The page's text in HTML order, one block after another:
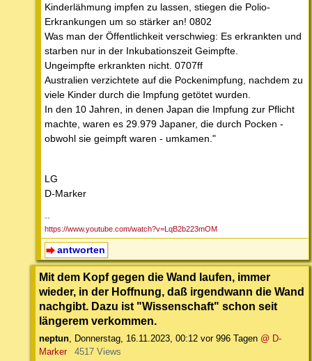
Kinderlähmung impfen zu lassen, stiegen die Polio-
Erkrankungen um so stärker an! 0802
Was man der Öffentlichkeit verschwieg: Es erkrankten und
starben nur in der Inkubationszeit Geimpfte.
Ungeimpfte erkrankten nicht. 0707ff
Australien verzichtete auf die Pockenimpfung, nachdem zu
viele Kinder durch die Impfung getötet wurden.
In den 10 Jahren, in denen Japan die Impfung zur Pflicht
machte, waren es 29.979 Japaner, die durch Pocken -
obwohl sie geimpft waren - umkamen."
LG
D-Marker
--
https://www.youtube.com/watch?v=LqB2b223mOM
antworten
Mit dem Kopf gegen die Wand laufen, immer
wieder, in der Hoffnung, daß irgendwann die Wand
nachgibt. Dazu ist "Wissenschaft" schon seit
längerem verkommen.
neptun, Donnerstag, 16.11.2023, 00:12 vor 996 Tagen @ D-
Marker
4517 Views